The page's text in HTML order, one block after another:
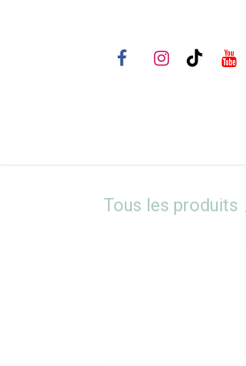
Tous les produits